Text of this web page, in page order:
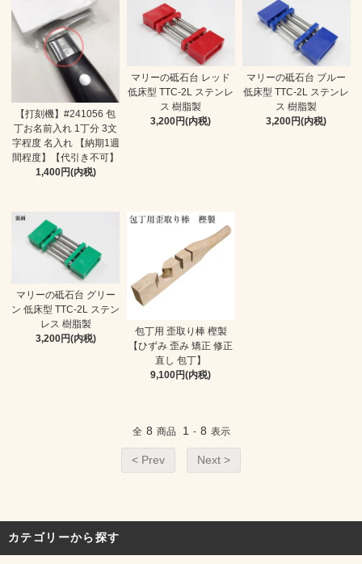
【打刻機】#241056 包
丁お名前入れ 1丁分 3文
字程度 名入れ 【納期1週
間程度】【代引き不可】
1,400円(内税)
マリーの砥石台 レッド
低床型 TTC-2L ステンレ
ス 樹脂製
3,200円(内税)
マリーの砥石台 ブルー
低床型 TTC-2L ステンレ
ス 樹脂製
3,200円(内税)
マリーの砥石台 グリー
ン 低床型 TTC-2L ステン
レス 樹脂製
3,200円(内税)
包丁用 歪取り棒 樫製
【ひずみ 歪み 矯正 修正
直し 包丁】
9,100円(内税)
全 8 商品 1 - 8 表示
< Prev Next >
カテゴリーから探す